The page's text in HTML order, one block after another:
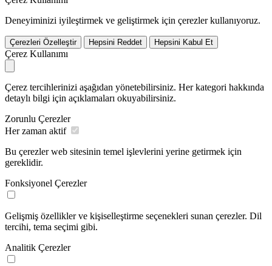
Deneyiminizi iyileştirmek ve geliştirmek için çerezler kullanıyoruz.
Çerezleri Özelleştir Hepsini Reddet Hepsini Kabul Et
Çerez Kullanımı
Çerez tercihlerinizi aşağıdan yönetebilirsiniz. Her kategori hakkında
detaylı bilgi için açıklamaları okuyabilirsiniz.
Zorunlu Çerezler
Her zaman aktif
Bu çerezler web sitesinin temel işlevlerini yerine getirmek için
gereklidir.
Fonksiyonel Çerezler
Gelişmiş özellikler ve kişiselleştirme seçenekleri sunan çerezler. Dil
tercihi, tema seçimi gibi.
Analitik Çerezler